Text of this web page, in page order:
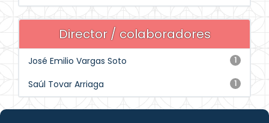
Director / colaboradores
1
José Emilio Vargas Soto
1
Saúl Tovar Arriaga